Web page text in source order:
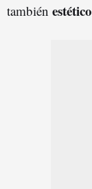
también